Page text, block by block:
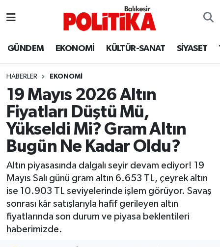
GÜNDEM EKONOMİ KÜLTÜR-SANAT SİYASET
HABERLER EKONOMİ
19 Mayıs 2026 Altın
Fiyatları Düştü Mü,
Yükseldi Mi? Gram Altın
Bugün Ne Kadar Oldu?
Altın piyasasında dalgalı seyir devam ediyor! 19
Mayıs Salı günü gram altın 6.653 TL, çeyrek altın
ise 10.903 TL seviyelerinde işlem görüyor. Savaş
sonrası kâr satışlarıyla hafif gerileyen altın
fiyatlarında son durum ve piyasa beklentileri
haberimizde.
Ayvalık
Balya
Bandırma
Bigadiç
BİYOGRAFİLER
Burhaniye
ÇEVRE
Balıkesir Hava Durumu
Balıkesir Namaz Vakitleri
Balıkesir Trafik Yoğunluk Haritası
Süper Lig Puan Durumu ve Fikstür
Tüm Manşetler
Son Dakika Haberleri
Haber Arşivi